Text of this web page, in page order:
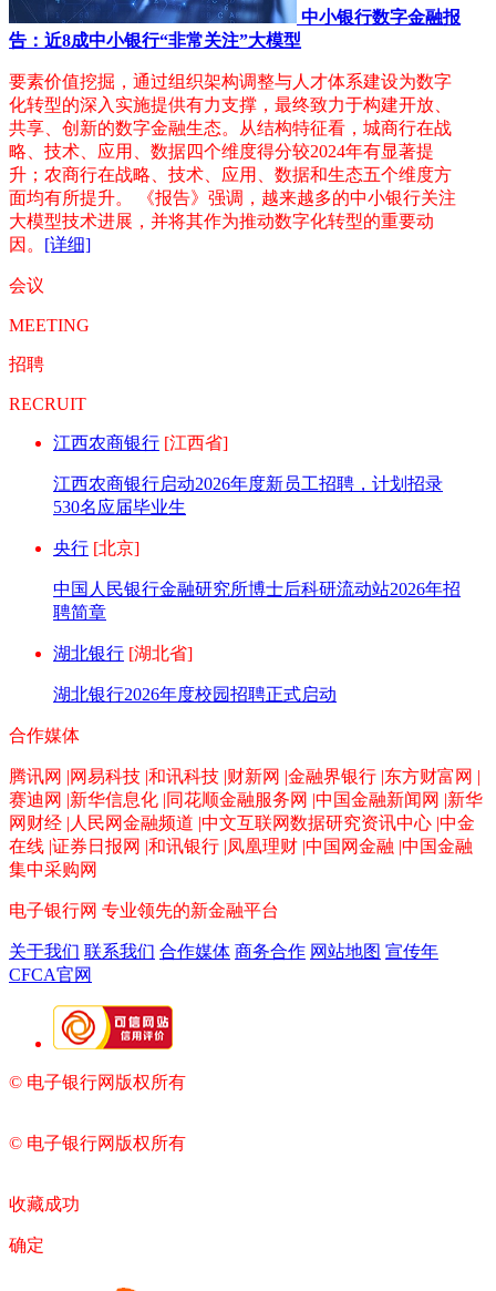
中小银行数字金融报
告：近8成中小银行“非常关注”大模型
要素价值挖掘，通过组织架构调整与人才体系建设为数字
化转型的深入实施提供有力支撑，最终致力于构建开放、
共享、创新的数字金融生态。从结构特征看，城商行在战
略、技术、应用、数据四个维度得分较2024年有显著提
升；农商行在战略、技术、应用、数据和生态五个维度方
面均有所提升。 《报告》强调，越来越多的中小银行关注
大模型技术进展，并将其作为推动数字化转型的重要动
因。 [详细]
会议
MEETING
招聘
RECRUIT
江西农商银行 [江西省]
江西农商银行启动2026年度新员工招聘，计划招录
530名应届毕业生
央行 [北京]
中国人民银行金融研究所博士后科研流动站2026年招
聘简章
湖北银行 [湖北省]
湖北银行2026年度校园招聘正式启动
合作媒体
腾讯网 |网易科技 |和讯科技 |财新网 |金融界银行 |东方财富网 |
赛迪网 |新华信息化 |同花顺金融服务网 |中国金融新闻网 |新华
网财经 |人民网金融频道 |中文互联网数据研究资讯中心 |中金
在线 |证券日报网 |和讯银行 |凤凰理财 |中国网金融 |中国金融
集中采购网
电子银行网 专业领先的新金融平台
关于我们 联系我们 合作媒体 商务合作 网站地图 宣传年
CFCA官网
© 电子银行网版权所有
© 电子银行网版权所有
收藏成功
确定